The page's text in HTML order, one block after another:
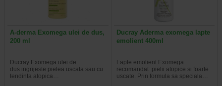
A-derma Exomega ulei de dus,
200 ml
Ducray Exomega ulei de
dus ingrijeste pielea uscata sau cu
tendinta atopica…
Ducray Aderma exomega lapte
emolient 400ml
Lapte emolient Exomega
recomandat pielii atopice si foarte
uscate. Prin formula sa speciala…